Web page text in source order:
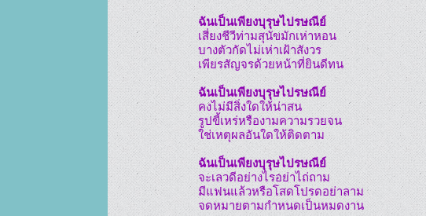
ฉันเป็นเพียงบุรุษไปรษณีย์
เสี่ยงชีวีท่ามสุนัขมักเห่าหอน
บางตัวกัดไม่เห่าเฝ้าสังวร
เพียรสัญจรด้วยหน้าที่ยินดีทน
ฉันเป็นเพียงบุรุษไปรษณีย์
คงไม่มีสิ่งใดให้น่าสน
รูปขี้เหร่หรืองามความรวยจน
ใช่เหตุผลอันใดให้ติดตาม
ฉันเป็นเพียงบุรุษไปรษณีย์
จะเลวดีอย่างไรอย่าไถ่ถาม
มีแฟนแล้วหรือโสดโปรดอย่าลาม
จดหมายตามกำหนดเป็นหมดงาน